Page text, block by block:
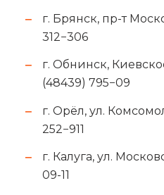
г. Брянск, пр-т
312−306
г. Обнинск,
(48439) 795−09
г. Орёл, ул.
252−911
г. Калуга, ул.
09-11